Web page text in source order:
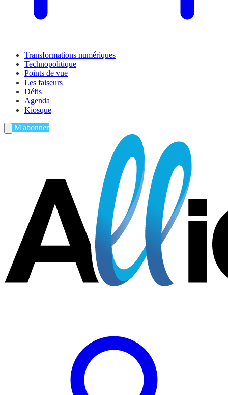
Transformations numériques
Technopolitique
Points de vue
Les faiseurs
Défis
Agenda
Kiosque
M'abonner